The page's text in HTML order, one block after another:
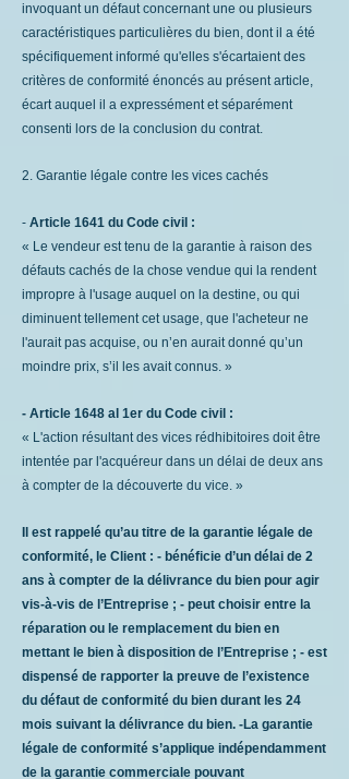
invoquant un défaut concernant une ou plusieurs
caractéristiques particulières du bien, dont il a été
spécifiquement informé qu'elles s'écartaient des
critères de conformité énoncés au présent article,
écart auquel il a expressément et séparément
consenti lors de la conclusion du contrat.
2. Garantie légale contre les vices cachés
- Article 1641 du Code civil :
« Le vendeur est tenu de la garantie à raison des
défauts cachés de la chose vendue qui la rendent
impropre à l'usage auquel on la destine, ou qui
diminuent tellement cet usage, que l'acheteur ne
l'aurait pas acquise, ou n’en aurait donné qu’un
moindre prix, s’il les avait connus. »
- Article 1648 al 1er du Code civil :
« L'action résultant des vices rédhibitoires doit être
intentée par l'acquéreur dans un délai de deux ans
à compter de la découverte du vice. »
Il est rappelé qu’au titre de la garantie légale de
conformité, le Client : - bénéficie d’un délai de 2
ans à compter de la délivrance du bien pour agir
vis-à-vis de l’Entreprise ; - peut choisir entre la
réparation ou le remplacement du bien en
mettant le bien à disposition de l’Entreprise ; - est
dispensé de rapporter la preuve de l’existence
du défaut de conformité du bien durant les 24
mois suivant la délivrance du bien. -La garantie
légale de conformité s’applique indépendamment
de la garantie commerciale pouvant